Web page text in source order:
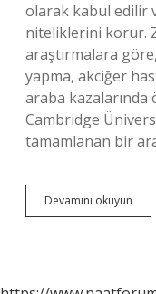
olarak kabul edilir
niteliklerini korur.
araştırmalara
yapma, akciğer
araba
Cambridge
tamamlanan bir
Devamını okuyun